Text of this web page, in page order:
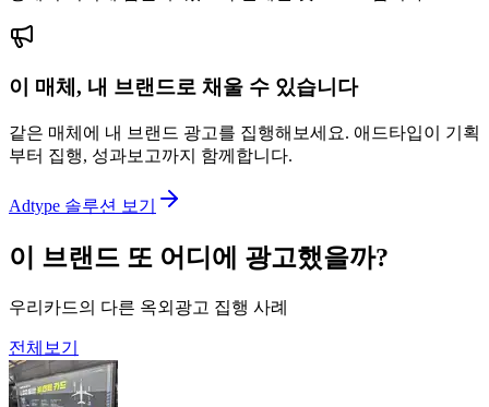
이 매체, 내 브랜드로 채울 수 있습니다
같은 매체에 내 브랜드 광고를 집행해보세요. 애드타입이 기획
부터 집행, 성과보고까지 함께합니다.
Adtype 솔루션 보기
이 브랜드 또 어디에 광고했을까?
우리카드의 다른 옥외광고 집행 사례
전체보기